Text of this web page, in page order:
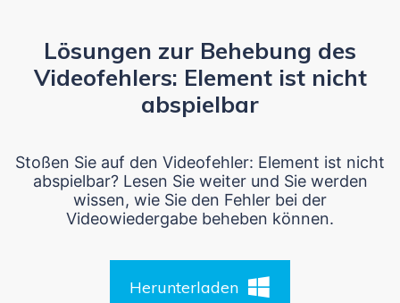
Überblick
Lösungen
Über uns
Support
Recoverit für Windows
KI
Ein führendes Tool zur Datenrettung für Windows
Recoverit für Mac
KI
wiederherstellen
Funktionen
Wiederherstellung von Laufwerken
Exklusive Wiederherstellungsl?sungen Neu
Datenverlust-Szenarien
Experte für Datenrettung
Aktuelles Thema
Guide
Lösungen zur Behebung des
Videofehlers: Element ist nicht
abspielbar
Stoßen Sie auf den Videofehler: Element ist nicht
abspielbar? Lesen Sie weiter und Sie werden
wissen, wie Sie den Fehler bei der
Videowiedergabe beheben können.
Herunterladen